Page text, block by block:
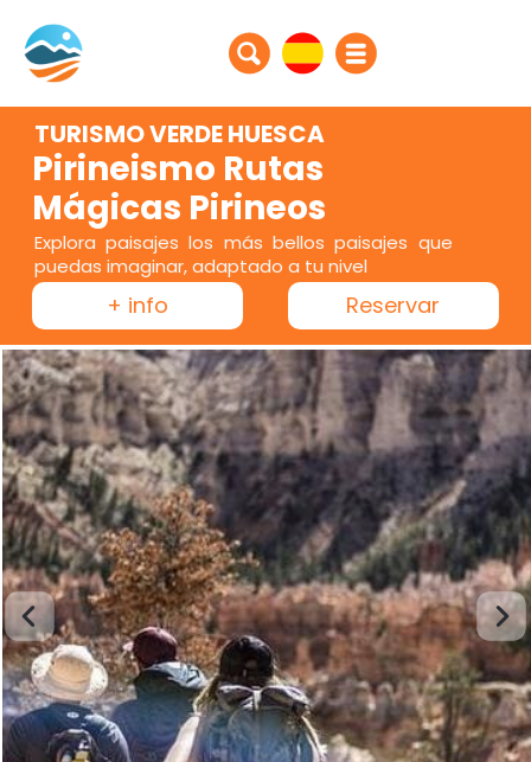
TURISMO VERDE HUESCA
Pirineismo Rutas
Mágicas Pirineos
Explora paisajes los más bellos paisajes que
puedas imaginar, adaptado a tu nivel
+ info Reservar